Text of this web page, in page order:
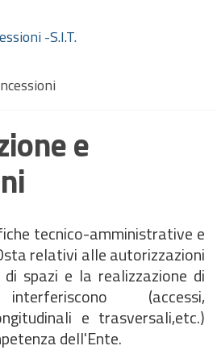
-S.I.T.
e
tecnico-amministrative e
relativi alle autorizzazioni
spazi e la realizzazione di
(accessi,
e trasversali,etc.)
dell'Ente.